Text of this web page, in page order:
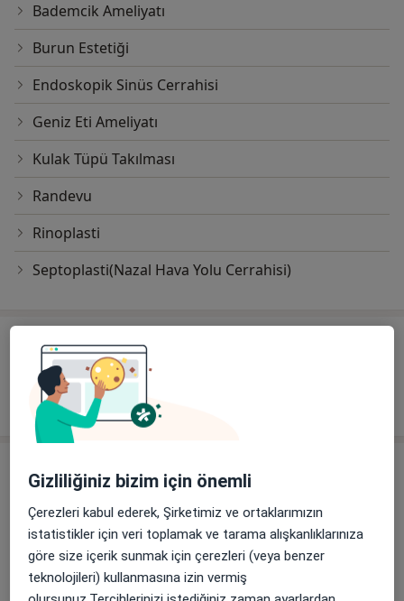
Bademcik Ameliyatı
Burun Estetiği
Endoskopik Sinüs Cerrahisi
Geniz Eti Ameliyatı
Kulak Tüpü Takılması
Randevu
Rinoplasti
Septoplasti(Nazal Hava Yolu Cerrahisi)
Diğer içerikler
Makaleler
VM Medical Park Pendik Hastanesi
Fevzi Çakmak Mahallesi Cemal Gürsel Caddesi
No:9, Pendik34899
Gizliliğiniz bizim için önemli
Çerezleri kabul ederek, Şirketimiz ve ortaklarımızın
istatistikler için veri toplamak ve tarama alışkanlıklarınıza
göre size içerik sunmak için çerezleri (veya benzer
teknolojileri) kullanmasına izin vermiş